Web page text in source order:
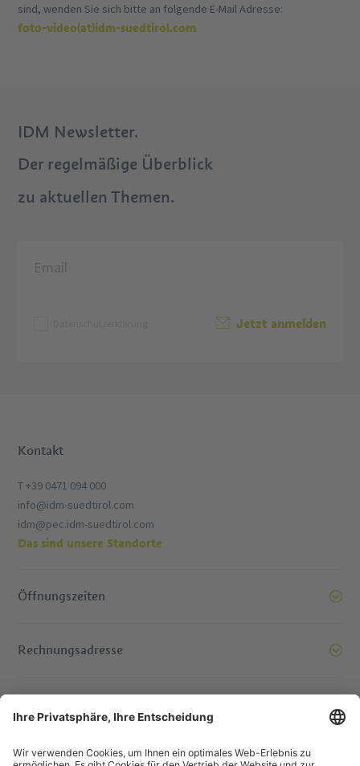
sind, wenden Sie sich bitte an folgende E-Mail Adresse:
foto-video(at)idm-suedtirol.com
IDM Newsletter.
Der regelmäßige Überblick
zu aktuellen Themen.
Jetzt anmelden
Kontakt
T +39 0471 094 000
info@idm-suedtirol.com
idm@pec.idm-suedtirol.com
Das sind unsere Standorte
Öffnungszeiten
Rechnungsadresse